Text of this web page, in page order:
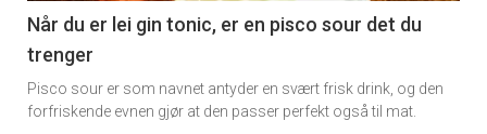
2
Når du er lei gin tonic, er en pisco sour det du
trenger
Pisco sour er som navnet antyder en svært frisk drink, og den
forfriskende evnen gjør at den passer perfekt også til mat.